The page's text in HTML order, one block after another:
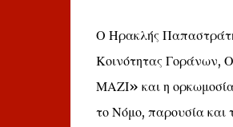
Ο Ηρακλής
Κοινότητας Γοράνων,
ΜΑΖΙ» και η
το Νόμο, παρουσία και